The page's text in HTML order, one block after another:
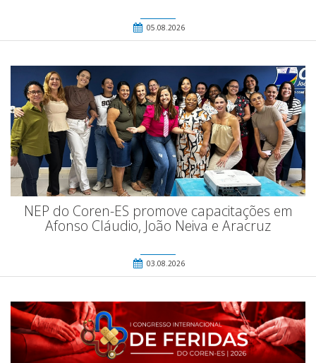
05.08.2026
NEP do Coren-ES promove capacitações em
Afonso Cláudio, João Neiva e Aracruz
03.08.2026